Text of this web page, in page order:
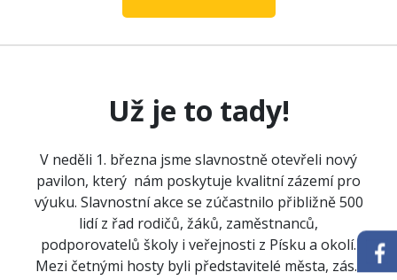
Už je to tady!
V neděli 1. března jsme slavnostně otevřeli nový
pavilon, který nám poskytuje kvalitní zázemí pro
výuku. Slavnostní akce se zúčastnilo přibližně 500
lidí z řad rodičů, žáků, zaměstnanců,
podporovatelů školy i veřejnosti z Písku a okolí.
Mezi četnými hosty byli představitelé města, zás...